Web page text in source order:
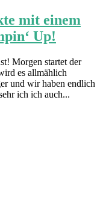
mit einem
Up!
Morgen startet der
es allmählich
und wir haben endlich
ich ich auch...